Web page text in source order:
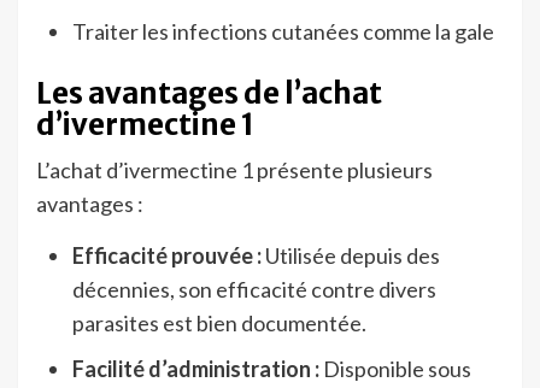
Traiter les infections cutanées comme la gale
Les avantages de l’achat
d’ivermectine 1
L’achat d’ivermectine 1 présente plusieurs
avantages :
Efficacité prouvée :Utilisée depuis des
décennies, son efficacité contre divers
parasites est bien documentée.
Facilité d’administration : Disponible sous